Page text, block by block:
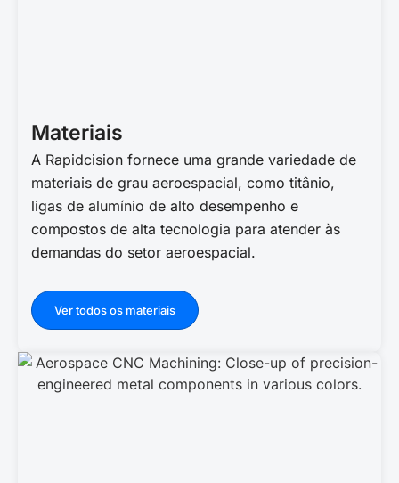
Materiais
A Rapidcision fornece uma grande variedade de
materiais de grau aeroespacial, como titânio,
ligas de alumínio de alto desempenho e
compostos de alta tecnologia para atender às
demandas do setor aeroespacial.
Ver todos os materiais